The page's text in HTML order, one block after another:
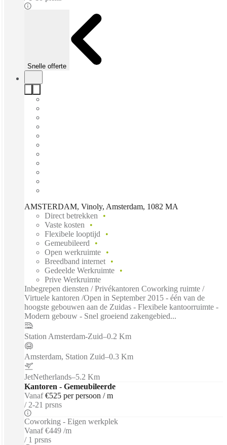
Snelle offerte
AMSTERDAM, Vinoly, Amsterdam, 1082 MA
Direct betrekken
Vaste kosten
Flexibele looptijd
Gemeubileerd
Open werkruimte
Breedband internet
Gedeelde Werkruimte
Prive Werkruimte
Inbegrepen diensten / Privékantoren Coworking ruimte /
Virtuele kantoren /Open in September 2015 - één van de
hoogste gebouwen aan de Zuidas - Flexibele kantoorruimte -
Modern gebouw - Snel groeiend zakengebied...
Station Amsterdam-Zuid–0.2 Km
Amsterdam, Station Zuid–0.3 Km
JetNetherlands–5.2 Km
Kantoren - Gemeubileerde
Vanaf €525 per persoon / m
2-21 prsns
Coworking - Eigen werkplek
Vanaf €449 /m
1 prsns